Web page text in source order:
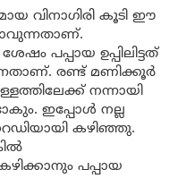
വിനാഗിരി കൂടി ഈ
പപ്പായ ഉപ്പിലിട്ടത്
രണ്ട് മണിക്കൂർ
നന്നായി
ഇപ്പോൾ നല്ല
റെഡിയായി കഴിഞ്ഞു.
പപ്പായ